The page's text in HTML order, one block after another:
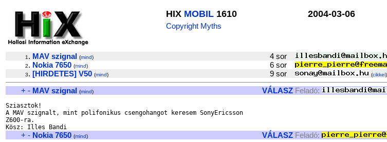
HIX MOBIL 1610
Copyright Myths
2004-03-06
1 . MAV szignal (mind) 4 sor
2. Nokia 7650 (mind) 6 sor
3. [HIRDETES] V50 (mind) 9 sor (cikkei)
+ - MAV szignal (mind) VÁLASZ Feladó:
Sziasztok!
A MAV szignalt, mint polifonikus csengohangot keresem SonyEricsson
Z600-ra.
+ - Nokia 7650 (mind) VÁLASZ Feladó: